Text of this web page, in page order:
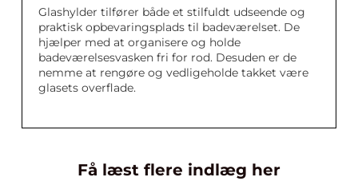
Glashylder tilfører både et stilfuldt udseende og
praktisk opbevaringsplads til badeværelset. De
hjælper med at organisere og holde
badeværelsesvasken fri for rod. Desuden er de
nemme at rengøre og vedligeholde takket være
glasets overflade.
Få læst flere indlæg her